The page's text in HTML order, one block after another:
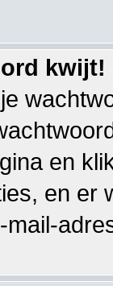
kwijt!
en
en er